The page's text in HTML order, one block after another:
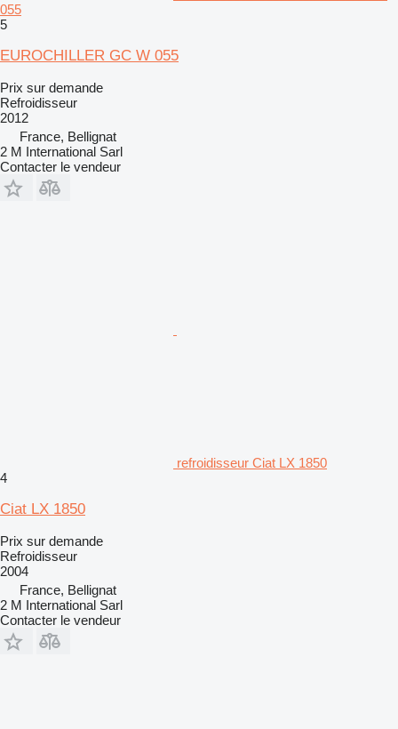
055
5
EUROCHILLER GC W 055
Prix sur demande
Refroidisseur
2012
France, Bellignat
2 M International Sarl
Contacter le vendeur
refroidisseur Ciat LX 1850
4
Ciat LX 1850
Prix sur demande
Refroidisseur
2004
France, Bellignat
2 M International Sarl
Contacter le vendeur